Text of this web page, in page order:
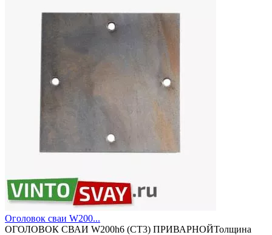
Оголовок сваи W200...
ОГОЛОВОК СВАИ W200h6 (СТ3) ПРИВАРНОЙТолщина